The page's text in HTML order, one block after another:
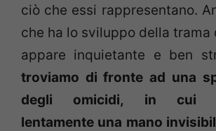
ciò che essi rappresentano.
che ha lo sviluppo della trama
appare inquietante e ben
troviamo di fronte ad una
degli omicidi, in cui
lentamente una mano